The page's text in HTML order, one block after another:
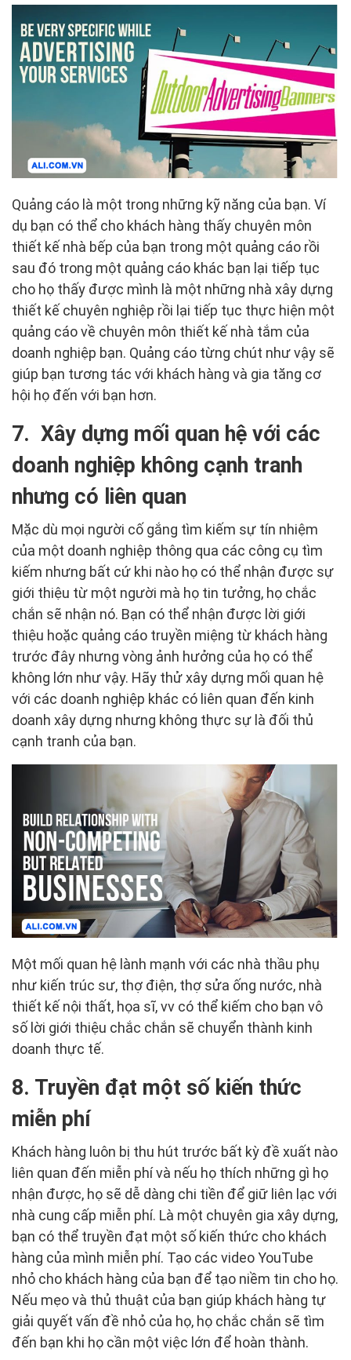
Quảng cáo là một trong những kỹ năng của bạn. Ví
dụ bạn có thể cho khách hàng thấy chuyên môn
thiết kế nhà bếp của bạn trong một quảng cáo rồi
sau đó trong một quảng cáo khác bạn lại tiếp tục
cho họ thấy được mình là một những nhà xây dựng
thiết kế chuyên nghiệp rồi lại tiếp tục thực hiện một
quảng cáo về chuyên môn thiết kế nhà tắm của
doanh nghiệp bạn. Quảng cáo từng chút như vậy sẽ
giúp bạn tương tác với khách hàng và gia tăng cơ
hội họ đến với bạn hơn.
7. Xây dựng mối quan hệ với các
doanh nghiệp không cạnh tranh
nhưng có liên quan
Mặc dù mọi người cố gắng tìm kiếm sự tín nhiệm
của một doanh nghiệp thông qua các công cụ tìm
kiếm nhưng bất cứ khi nào họ có thể nhận được sự
giới thiệu từ một người mà họ tin tưởng, họ chắc
chắn sẽ nhận nó. Bạn có thể nhận được lời giới
thiệu hoặc quảng cáo truyền miệng từ khách hàng
trước đây nhưng vòng ảnh hưởng của họ có thể
không lớn như vậy. Hãy thử xây dựng mối quan hệ
với các doanh nghiệp khác có liên quan đến kinh
doanh xây dựng nhưng không thực sự là đối thủ
cạnh tranh của bạn.
Một mối quan hệ lành mạnh với các nhà thầu phụ
như kiến trúc sư, thợ điện, thợ sửa ống nước, nhà
thiết kế nội thất, họa sĩ, vv có thể kiếm cho bạn vô
số lời giới thiệu chắc chắn sẽ chuyển thành kinh
doanh thực tế.
8. Truyền đạt một số kiến thức
miễn phí
Khách hàng luôn bị thu hút trước bất kỳ đề xuất nào
liên quan đến miễn phí và nếu họ thích những gì họ
nhận được, họ sẽ dễ dàng chi tiền để giữ liên lạc với
nhà cung cấp miễn phí. Là một chuyên gia xây dựng,
bạn có thể truyền đạt một số kiến thức cho khách
hàng của mình miễn phí. Tạo các video YouTube
nhỏ cho khách hàng của bạn để tạo niềm tin cho họ.
Nếu mẹo và thủ thuật của bạn giúp khách hàng tự
giải quyết vấn đề nhỏ của họ, họ chắc chắn sẽ tìm
đến bạn khi họ cần một việc lớn để hoàn thành.